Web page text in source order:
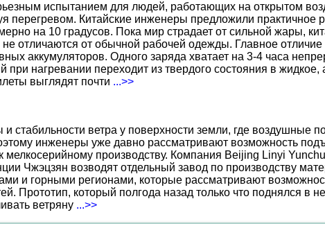
испытанием для людей, работающих на открытом
перегревом. Китайские инженеры предложили
на 10 градусов. Пока мир страдает от сильной жары,
отличаются от обычной рабочей одежды. Главное
аккумуляторов. Одного заряда хватает на 3-4 часа
нагревании переходит из твердого состояния в
выглядят почти ...>>
стабильности ветра у поверхности земли, где
инженеры уже давно рассматривают возможность
производству. Компания Beijing Linyi
Чжэцзян возводят отдельный завод по производству
и горными регионами, которые рассматривают
Прототип, который полгода назад только что поднялся
ветряну ...>>